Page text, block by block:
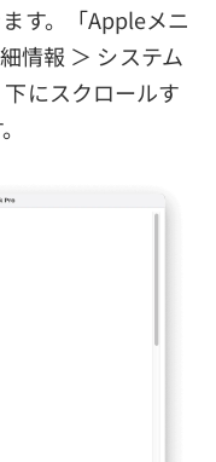
す。「Appleメニ
情報 ＞ システム
にスクロールす